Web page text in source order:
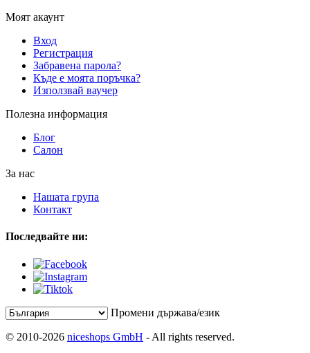
Моят акаунт
Вход
Регистрация
Забравена парола?
Къде е моята поръчка?
Използвай ваучер
Полезна информация
Блог
Салон
За нас
Нашата група
Контакт
Последвайте ни:
Промени държава/език
© 2010-2026 niceshops GmbH - All rights reserved.